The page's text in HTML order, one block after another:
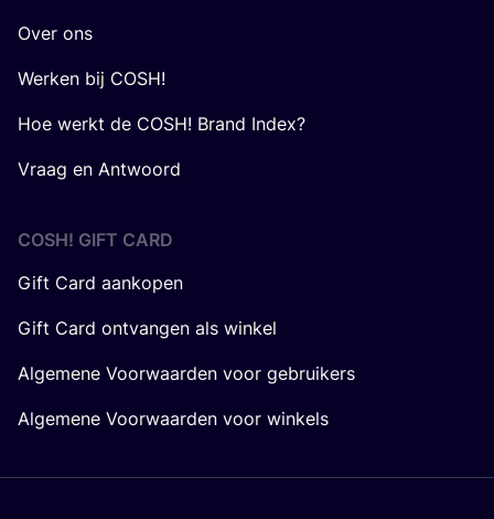
Over ons
Werken bij COSH!
Hoe werkt de COSH! Brand Index?
Vraag en Antwoord
COSH! GIFT CARD
Gift Card aankopen
Gift Card ontvangen als winkel
Algemene Voorwaarden voor gebruikers
Algemene Voorwaarden voor winkels